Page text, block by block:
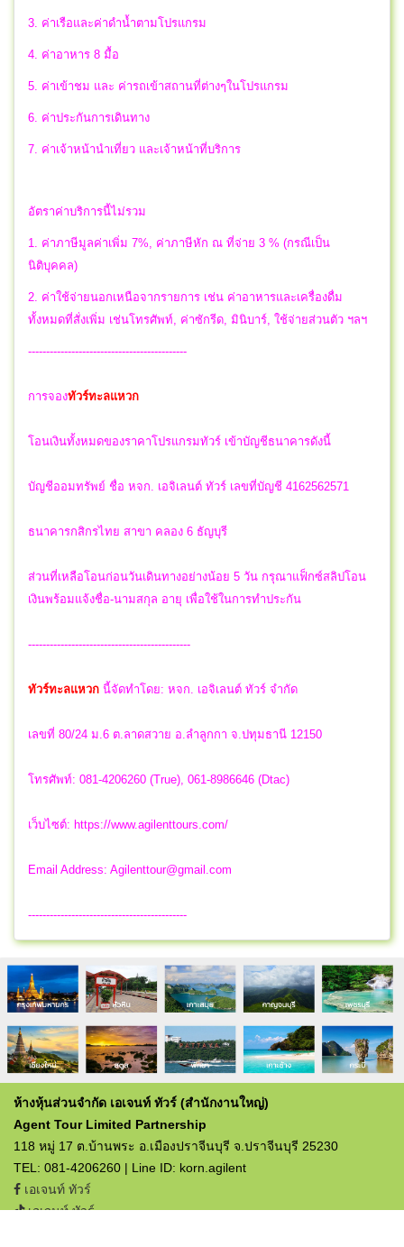
3. ค่าเรือและค่าดำน้ำตามโปรแกรม
4. ค่าอาหาร 8 มื้อ
5. ค่าเข้าชม และ ค่ารถเข้าสถานที่ต่างๆในโปรแกรม
6. ค่าประกันการเดินทาง
7. ค่าเจ้าหน้านำเที่ยว และเจ้าหน้าที่บริการ
อัตราค่าบริการนี้ไม่รวม
1. ค่าภาษีมูลค่าเพิ่ม 7%, ค่าภาษีหัก ณ ที่จ่าย 3 % (กรณีเป็น
นิติบุคคล)
2. ค่าใช้จ่ายนอกเหนือจากรายการ เช่น ค่าอาหารและเครื่องดื่ม
ทั้งหมดที่สั่งเพิ่ม เช่นโทรศัพท์, ค่าซักรีด, มินิบาร์, ใช้จ่ายส่วนตัว ฯลฯ
--------------------------------------------
การจองทัวร์ทะลแหวก
โอนเงินทั้งหมดของราคาโปรแกรมทัวร์ เข้าบัญชีธนาคารดังนี้
บัญชีออมทรัพย์ ชื่อ หจก. เอจิเลนต์ ทัวร์ เลขที่บัญชี 4162562571
ธนาคารกสิกรไทย สาขา คลอง 6 ธัญบุรี
ส่วนที่เหลือโอนก่อนวันเดินทางอย่างน้อย 5 วัน กรุณาแฟ็กซ์สลิปโอน
เงินพร้อมแจ้งชื่อ-นามสกุล อายุ เพื่อใช้ในการทำประกัน
---------------------------------------------
ทัวร์ทะลแหวก นี้จัดทำโดย: หจก. เอจิเลนต์ ทัวร์ จำกัด
เลขที่ 80/24 ม.6 ต.ลาดสวาย อ.ลำลูกกา จ.ปทุมธานี 12150
โทรศัพท์: 081-4206260 (True), 061-8986646 (Dtac)
เว็บไซต์: https://www.agilenttours.com/
Email Address: Agilenttour@gmail.com
--------------------------------------------
ห้างหุ้นส่วนจำกัด เอเจนท์ ทัวร์ (สำนักงานใหญ่)
Agent Tour Limited Partnership
118 หมู่ 17 ต.บ้านพระ อ.เมืองปราจีนบุรี จ.ปราจีนบุรี 25230
TEL: 081-4206260 | Line ID: korn.agilent
เอเจนท์ ทัวร์
เอเจนท์ ทัวร์